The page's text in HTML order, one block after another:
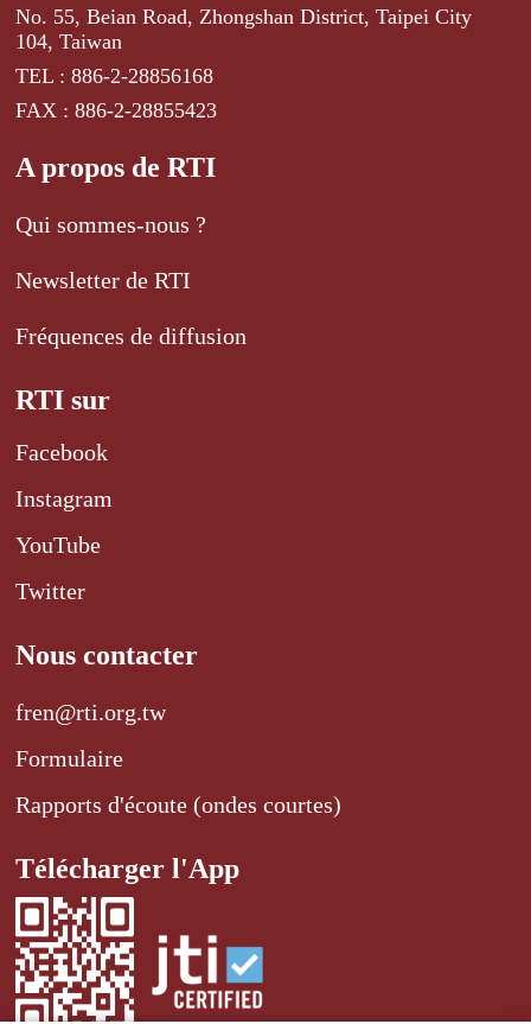
No. 55, Beian Road, Zhongshan District, Taipei City
104, Taiwan
TEL : 886-2-28856168
FAX : 886-2-28855423
A propos de RTI
Qui sommes-nous ?
Newsletter de RTI
Fréquences de diffusion
RTI sur
Facebook
Instagram
YouTube
Twitter
Nous contacter
fren@rti.org.tw
Formulaire
Rapports d'écoute (ondes courtes)
Télécharger l'App